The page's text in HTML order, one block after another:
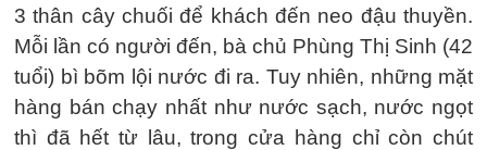
3 thân cây chuối để khách đến neo đậu thuyền.
Mỗi lần có người đến, bà chủ Phùng Thị Sinh (42
tuổi) bì bõm lội nước đi ra. Tuy nhiên, những mặt
hàng bán chạy nhất như nước sạch, nước ngọt
thì đã hết từ lâu, trong cửa hàng chỉ còn chút